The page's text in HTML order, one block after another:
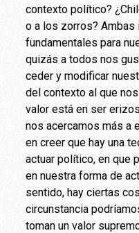
contexto político?
o a los zorros?
fundamentales para
quizás a todos nos
ceder y modificar
del contexto al que
valor está en ser
nos acercamos más a
en creer que hay una
actuar político, en que
en nuestra forma de
sentido, hay ciertas
circunstancia
toman un valor